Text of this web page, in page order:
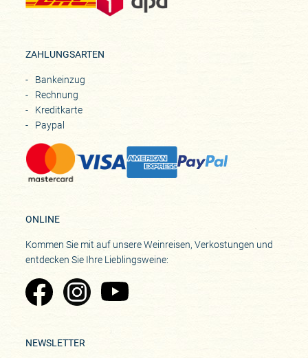
ZAHLUNGSARTEN
Bankeinzug
Rechnung
Kreditkarte
Paypal
ONLINE
Kommen Sie mit auf unsere Weinreisen, Verkostungen und
entdecken Sie Ihre Lieblingsweine:
Zu Pinard's Facebook-Seite
Zu Pinard's Instagram-Seite
Zu Pinard's YouTube-Seite
NEWSLETTER